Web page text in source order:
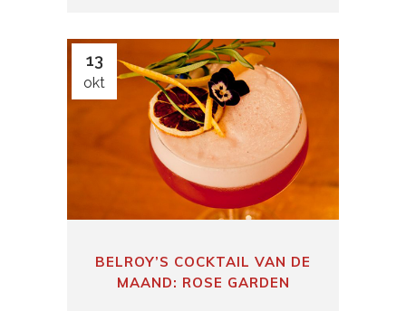
13
okt
BELROY’S COCKTAIL VAN DE
MAAND: ROSE GARDEN